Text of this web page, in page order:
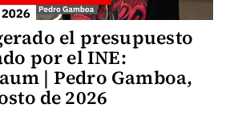
el presupuesto
por el INE:
| Pedro Gamboa,
de 2026